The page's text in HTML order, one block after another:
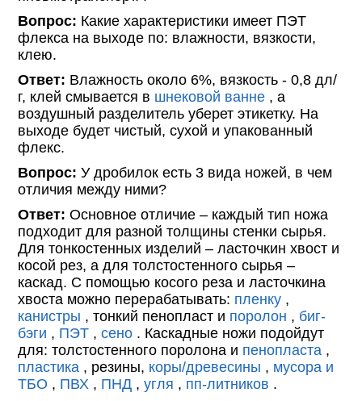
Вопрос: Какие характеристики имеет ПЭТ
флекса на выходе по: влажности, вязкости,
клею.
Ответ: Влажность около 6%, вязкость - 0,8 дл/
г, клей смывается в шнековой ванне , а
воздушный разделитель уберет этикетку. На
выходе будет чистый, сухой и упакованный
флекс.
Вопрос:У дробилок есть 3 вида ножей, в чем
отличия между ними?
Ответ:Основное отличие – каждый тип ножа
подходит для разной толщины стенки сырья.
Для тонкостенных изделий – ласточкин хвост и
косой рез, а для толстостенного сырья –
каскад. С помощью косого реза и ласточкина
хвоста можно перерабатывать: пленку ,
канистры , тонкий пенопласт и поролон , биг-
бэги , ПЭТ ,сено . Каскадные ножи подойдут
для: толстостенного поролона и пенопласта ,
пластика , резины, коры/древесины , мусора и
ТБО , ПВХ , ПНД ,угля , пп-литников .